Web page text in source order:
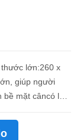
lớn:260 x
giúp người
mặt câncó lớp